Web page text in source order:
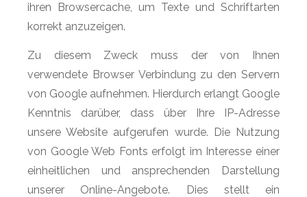
ihren Browsercache, um Texte und Schriftarten
korrekt anzuzeigen.
Zu diesem Zweck muss der von Ihnen
verwendete Browser Verbindung zu den Servern
von Google aufnehmen. Hierdurch erlangt Google
Kenntnis darüber, dass über Ihre IP-Adresse
unsere Website aufgerufen wurde. Die Nutzung
von Google Web Fonts erfolgt im Interesse einer
einheitlichen und ansprechenden Darstellung
unserer Online-Angebote. Dies stellt ein